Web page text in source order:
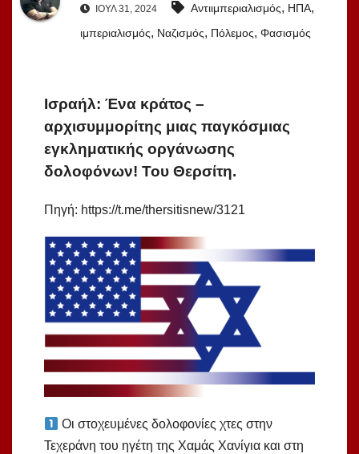
ΙΟΎΛ 31, 2024 Αντιιμπεριαλισμός, ΗΠΑ,
ιμπεριαλισμός, Ναζισμός, Πόλεμος, Φασισμός
Ισραήλ: Ένα κράτος –
αρχισυμμορίτης μιας παγκόσμιας
εγκληματικής οργάνωσης
δολοφόνων! Του Θερσίτη.
Πηγή: https://t.me/thersitisnew/3121
Οι στοχευμένες δολοφονίες χτες στην
Τεχεράνη του ηγέτη της Χαμάς Χανίγια και στη